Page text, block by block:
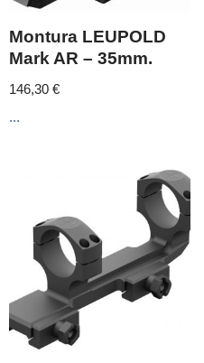
Montura LEUPOLD
Mark AR – 35mm.
146,30€
...